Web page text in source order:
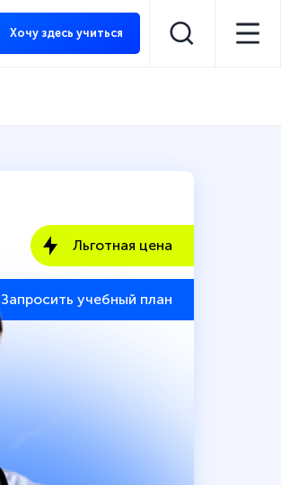
Хочу здесь учиться
Льготная цена
Запросить учебный план